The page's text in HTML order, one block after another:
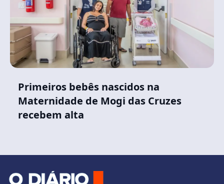
Primeiros bebês nascidos na
Maternidade de Mogi das Cruzes
recebem alta